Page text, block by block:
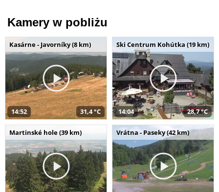
Kamery w pobliżu
Kasárne - Javorníky (8 km)
14:52 31,4 °C
Ski Centrum Kohútka (19 km)
14:04 28,7 °C
Martinské hole (39 km) Vrátna - Paseky (42 km)